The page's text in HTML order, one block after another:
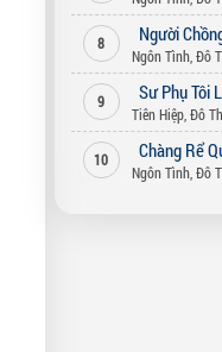
8
Ngôn Tình, Đô
9 Sư Phụ Tôi
Tiên Hiệp, Đô
10 Chàng Rể
Ngôn Tình, Đô